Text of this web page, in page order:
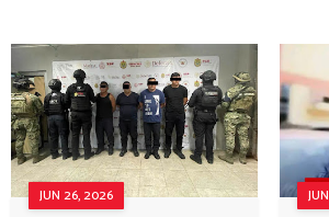
JUN 26, 2026